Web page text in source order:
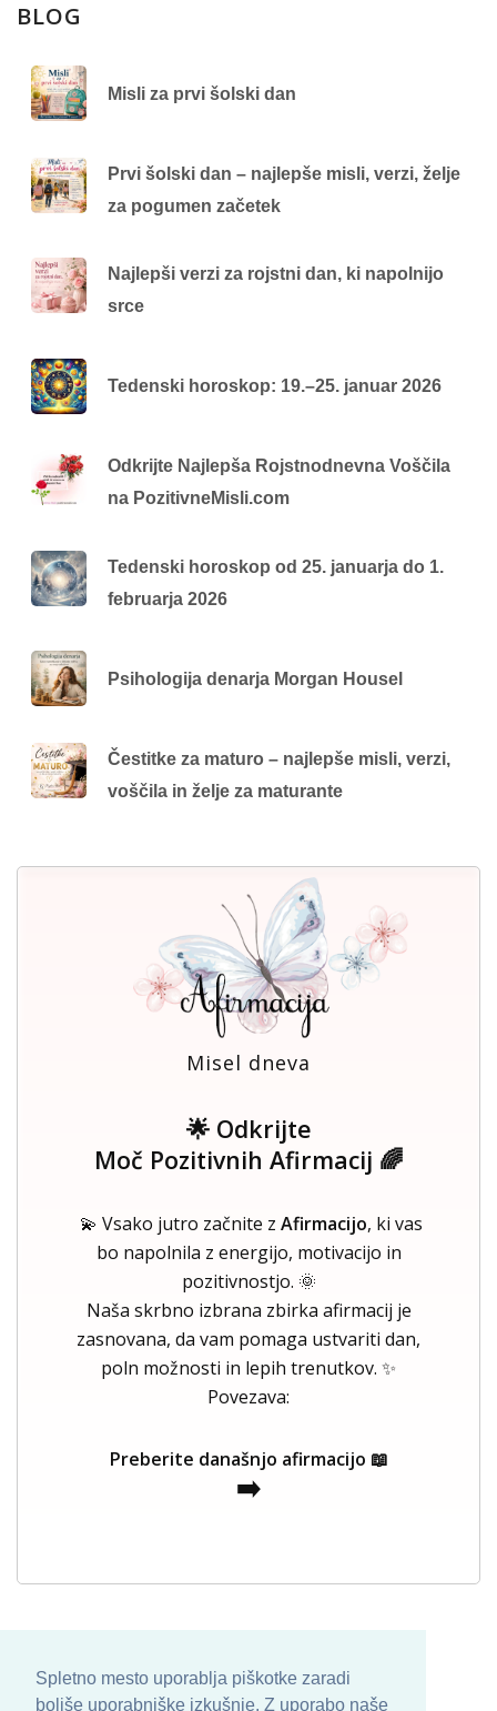
Spletno mesto uporablja piškotke zaradi
boljše uporabniške izkušnje. Z uporabo naše
BLOG
Misli za prvi šolski dan
Prvi šolski dan – najlepše misli, verzi, želje
za pogumen začetek
Najlepši verzi za rojstni dan, ki napolnijo
srce
Tedenski horoskop: 19.–25. januar 2026
Odkrijte Najlepša Rojstnodnevna Voščila
na PozitivneMisli.com
Tedenski horoskop od 25. januarja do 1.
februarja 2026
Psihologija denarja Morgan Housel
Čestitke za maturo – najlepše misli, verzi,
voščila in želje za maturante
Misel dneva
🌟 Odkrijte
Moč Pozitivnih Afirmacij 🌈
💫 Vsako jutro začnite z Afirmacijo, ki vas
bo napolnila z energijo, motivacijo in
pozitivnostjo. 🌞
Naša skrbno izbrana zbirka afirmacij je
zasnovana, da vam pomaga ustvariti dan,
poln možnosti in lepih trenutkov. ✨
Povezava:
Preberite današnjo afirmacijo 📖
➡️